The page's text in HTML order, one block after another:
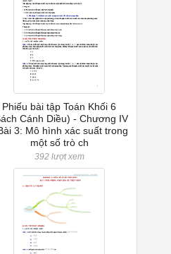
Phiếu bài tập Toán Khối 6
Cánh Diều) - Chương IV
3: Mô hình xác suất trong
một số trò ch
392 lượt xem